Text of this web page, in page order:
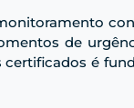
de
é